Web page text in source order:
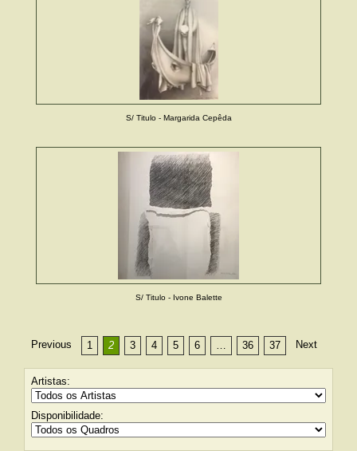
S/ Titulo - Margarida Cepêda
S/ Titulo - Ivone Balette
Previous 1 2 3 4 5 6 36 37 Next
Artistas:
Disponibilidade: